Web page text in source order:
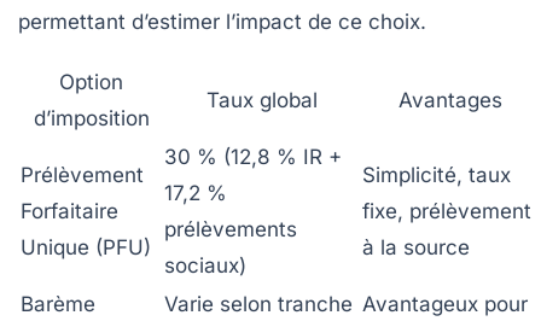
permettant d’estimer l’impact de ce choix.
Option
d’imposition
Taux global Avantages
Prélèvement
Forfaitaire
Unique (PFU)
30 % (12,8 % IR +
17,2 %
prélèvements
sociaux)
Simplicité, taux
fixe, prélèvement
à la source
Barème
Varie selon tranche Avantageux pour